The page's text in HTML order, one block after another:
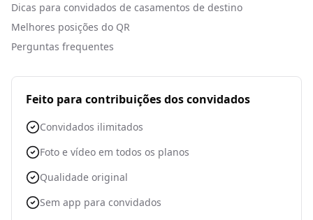
Dicas para convidados de casamentos de destino
Melhores posições do QR
Perguntas frequentes
Feito para contribuições dos convidados
Convidados ilimitados
Foto e vídeo em todos os planos
Qualidade original
Sem app para convidados